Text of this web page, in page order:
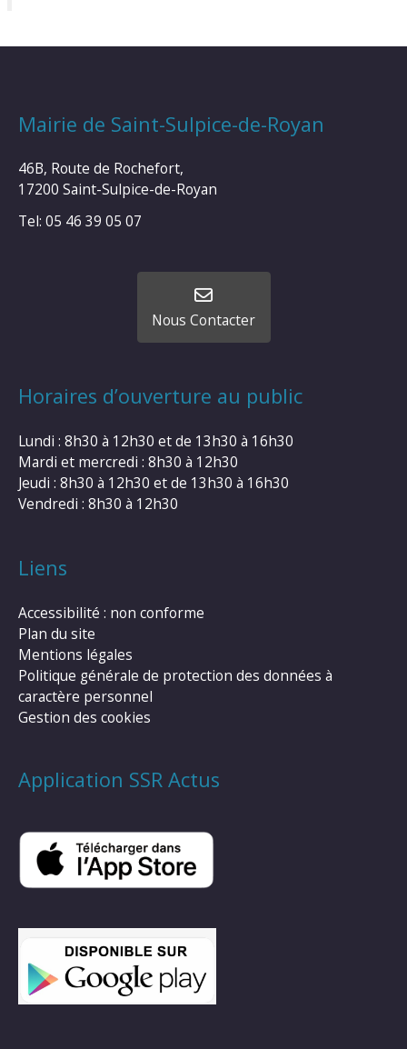
Mairie de Saint-Sulpice-de-Royan
46B, Route de Rochefort,
17200 Saint-Sulpice-de-Royan
Tel: 05 46 39 05 07
Nous Contacter
Horaires d’ouverture au public
Lundi : 8h30 à 12h30 et de 13h30 à 16h30
Mardi et mercredi : 8h30 à 12h30
Jeudi : 8h30 à 12h30 et de 13h30 à 16h30
Vendredi : 8h30 à 12h30
Liens
Accessibilité : non conforme
Plan du site
Mentions légales
Politique générale de protection des données à
caractère personnel
Gestion des cookies
Application SSR Actus